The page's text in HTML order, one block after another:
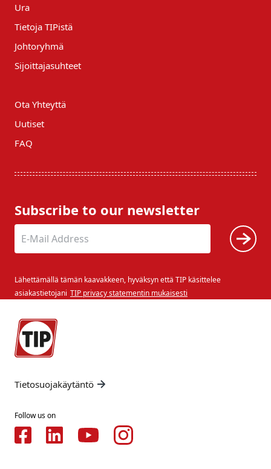
Ura
Tietoja TIPistä
Johtoryhmä
Sijoittajasuhteet
Ota Yhteyttä
Uutiset
FAQ
Subscribe to our newsletter
Lähettämällä tämän kaavakkeen, hyväksyn että TIP käsittelee
asiakastietojani TIP privacy statementin mukaisesti
Tietosuojakäytäntö
Follow us on